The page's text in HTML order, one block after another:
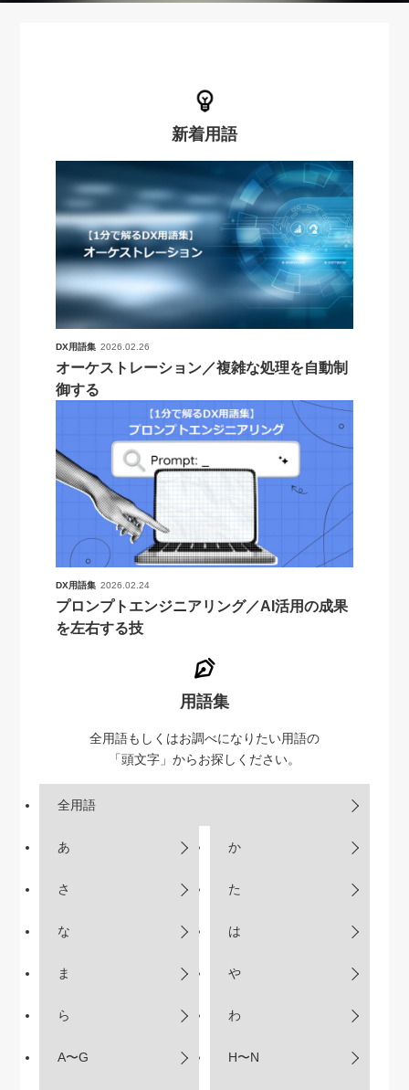
新着用語
DX用語集 2026.02.26
オーケストレーション／複雑な処理を自動制
御する
DX用語集 2026.02.24
プロンプトエンジニアリング／AI活用の成果
を左右する技
用語集
全用語もしくはお調べになりたい用語の
「頭文字」からお探しください。
全用語
あ か
さ た
な は
ま や
ら わ
A〜G H〜N